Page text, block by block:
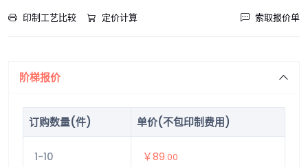
印制工艺比较 定价计算 索取报价单
阶梯报价
订购数量(件) 单价(不包印制费用)
1-10 ￥89.00